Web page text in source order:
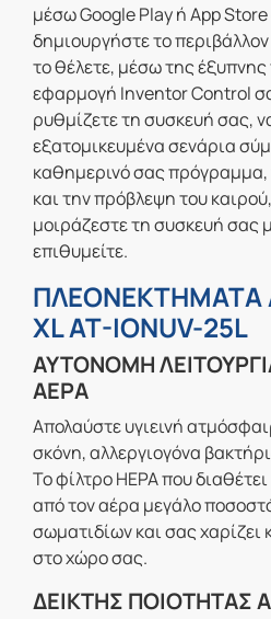
μέσω Google Play ή App
δημιουργήστε το
το θέλετε, μέσω της έξυπνης
εφαρμογή Inventor Control
ρυθμίζετε τη συσκευή σας,
εξατομικευμένα σενάρια
καθημερινό σας πρόγραμμα,
και την πρόβλεψη του
μοιράζεστε τη συσκευή σας
επιθυμείτε.
ΠΛΕΟΝΕΚΤΗΜΑΤΑ
XL AT-IONUV-25L
ΑΥΤΟΝΟΜΗ
ΑΕΡΑ
Απολαύστε υγιεινή
σκόνη, αλλεργιογόνα
Το φίλτρο HEPA που
από τον αέρα μεγάλο
σωματιδίων και σας
στο χώρο σας.
ΔΕΙΚΤΗΣ ΠΟΙΟΤΗΤΑΣ